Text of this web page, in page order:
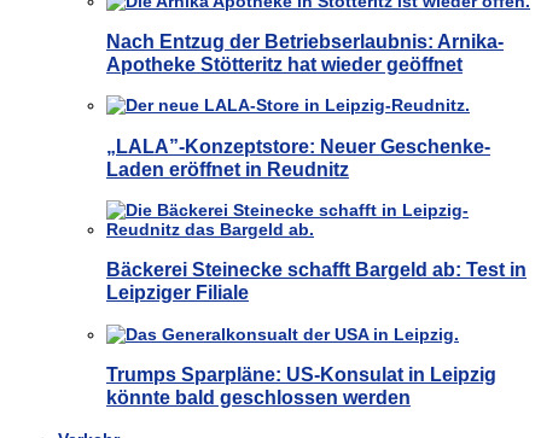
Nach Entzug der Betriebserlaubnis: Arnika-
Apotheke Stötteritz hat wieder geöffnet
„LALA”-Konzeptstore: Neuer Geschenke-
Laden eröffnet in Reudnitz
Bäckerei Steinecke schafft Bargeld ab: Test in
Leipziger Filiale
Trumps Sparpläne: US-Konsulat in Leipzig
könnte bald geschlossen werden